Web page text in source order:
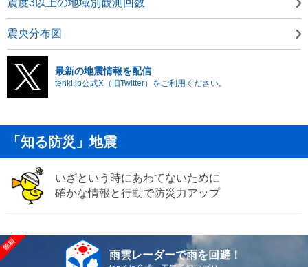
震央分布図
最新の地震情報を配信
tenki.jp公式X（旧Twitter）をご利用ください。
「知る防災」地震
いざという時にあわてないために
確かな情報と行動で防災力アップ
雨雲レーダーで雨を回避！